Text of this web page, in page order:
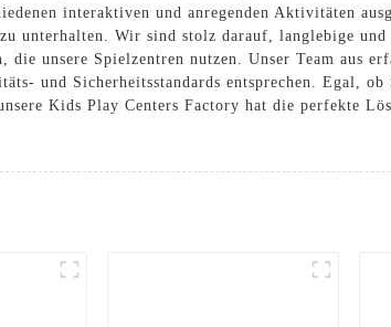
interaktiven und anregenden Aktivitäten
unterhalten. Wir sind stolz darauf, langlebige
unsere Spielzentren nutzen. Unser Team aus
und Sicherheitsstandards entsprechen. Egal, ob
Kids Play Centers Factory hat die perfekte